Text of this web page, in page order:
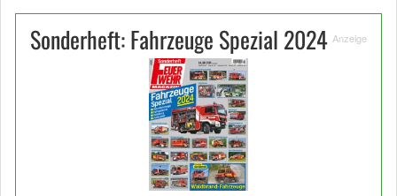
Sonderheft: Fahrzeuge Spezial 2024 Anzeige